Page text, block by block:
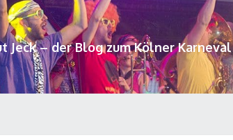
Jeck – der Blog zum Kölner Karneval